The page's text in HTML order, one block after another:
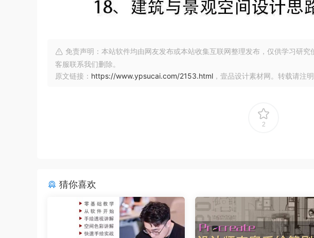
免责声明：本站软件均由网友发布或本站收集互联网整理发布，仅供学习研
客服联系我们删除。
原文链接： https://www.ypsucai.com/2153.html ，壹品设计素材网。转载请注明
2
猜你喜欢